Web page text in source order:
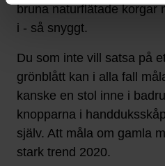
bruna naturflätade korgar
i - så snyggt.
Du som inte vill satsa på
grönblått kan i alla fall
kanske en stol inne i
knopparna i
själv. Att måla om gamla
stark trend 2020.